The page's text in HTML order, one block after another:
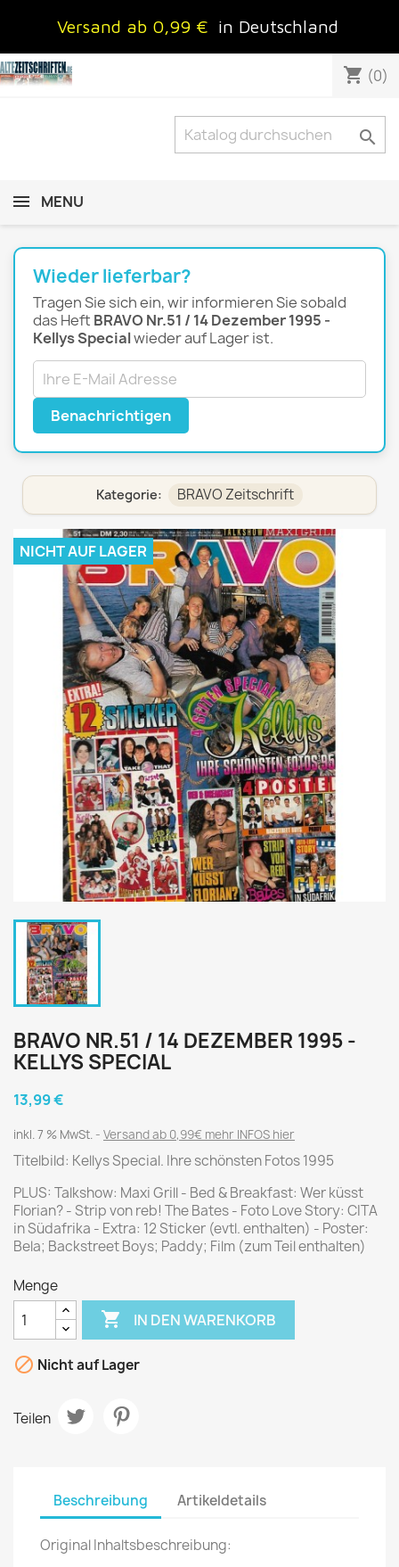
Versand ab 0,99 € in Deutschland
shopping_cart (0)

MENU
Wieder lieferbar?
Tragen Sie sich ein, wir informieren Sie sobald
das Heft BRAVO Nr.51 / 14 Dezember 1995 -
Kellys Specialwieder auf Lager ist.
Benachrichtigen
Kategorie: BRAVO Zeitschrift
NICHT AUF LAGER
BRAVO NR.51 / 14 DEZEMBER 1995 -
KELLYS SPECIAL
13,99 €
inkl. 7 % MwSt. Versand ab 0,99€ mehr INFOS hier
Titelbild: Kellys Special. Ihre schönsten Fotos 1995
PLUS: Talkshow: Maxi Grill - Bed & Breakfast: Wer küsst
Florian? - Strip von reb! The Bates - Foto Love Story: CITA
in Südafrika - Extra: 12 Sticker (evtl. enthalten) - Poster:
Bela; Backstreet Boys; Paddy; Film (zum Teil enthalten)
Menge
 IN DEN WARENKORB
 Nicht auf Lager
Teilen
Beschreibung Artikeldetails
Original Inhaltsbeschreibung: